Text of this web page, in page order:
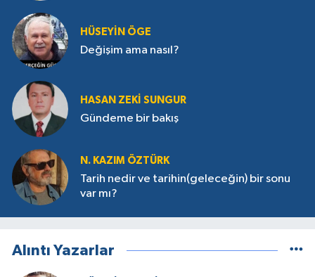
HÜSEYIN ÖGE
Değişim ama nasıl?
HASAN ZEKI SUNGUR
Gündeme bir bakış
N. KAZIM ÖZTÜRK
Tarih nedir ve tarihin(geleceğin) bir sonu
var mı?
Alıntı Yazarlar